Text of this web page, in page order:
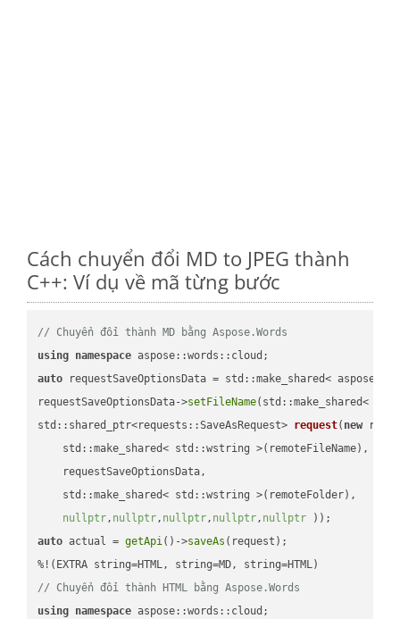
Cách chuyển đổi MD to JPEG thành
C++: Ví dụ về mã từng bước
// Chuyển đổi thành MD bằng Aspose.Words
using namespace
auto requestSaveOptionsData = std::make_shared<
requestSaveOptionsData->setFileName(std::make_shared<
std::shared_ptr<requests::SaveAsRequest> request( new
    std::make_shared< std::wstring >(remoteFileName),
    requestSaveOptionsData,
    std::make_shared< std::wstring >(remoteFolder),
nullptr, nullptr, nullptr, nullptr, nullptr ))
auto actual = getApi()->saveAs (request);
// Chuyển đổi thành HTML bằng Aspose.Words
using namespace